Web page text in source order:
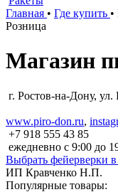
Главная • Где купить •
Розница
Магазин
г. Ростов-на-Дону,
www.piro-don.ru,
+7 918 555 43 85
ежедневно с 9:00 до
Выбрать фейерверки
ИП Кравченко Н.П.
Популярные товары: